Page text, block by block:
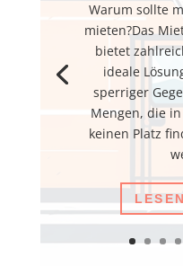
Warum sollte
mieten?Das
bietet
ideale
sperriger
Mengen, die
keinen Platz